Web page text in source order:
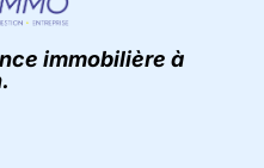
immobilière à